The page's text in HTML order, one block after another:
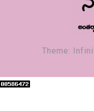
Theme: